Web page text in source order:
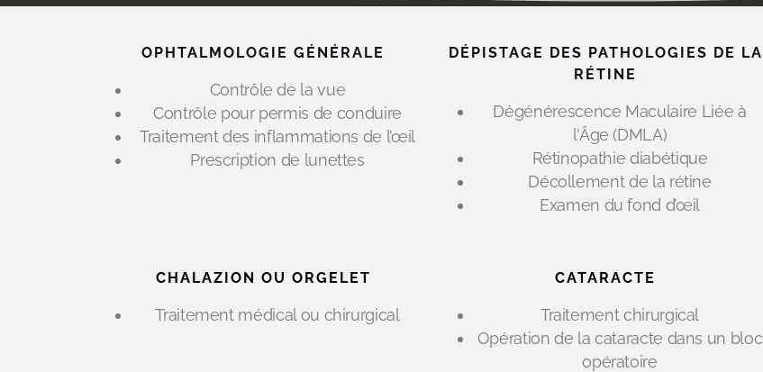
OPHTALMOLOGIE GÉNÉRALE
Contrôle de la vue
Contrôle pour permis de conduire
Traitement des inflammations de l’œil
Prescription de lunettes
DÉPISTAGE DES PATHOLOGIES DE LA
RÉTINE
Dégénérescence Maculaire Liée à
l'Âge (DMLA)
Rétinopathie diabétique
Décollement de la rétine
Examen du fond d’œil
CHALAZION OU ORGELET
Traitement médical ou chirurgical
CATARACTE
Traitement chirurgical
Opération de la cataracte dans un bloc
opératoire